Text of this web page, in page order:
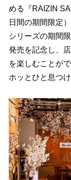
める『RAIZIN
日間の期間限定
シリーズの期間
発売を記念し、
を楽しむことが
ホッとひと息つ